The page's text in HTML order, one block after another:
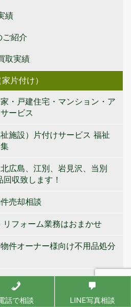
績
ご紹介
取実績
片付け）
家・戸建住宅・マンション・ア
ービス
施設）片付けサービス 福祉
広島、江別、岩見沢、当別
収致します！
売却相談
フォーム業務はおまかせ
件オーナー様向け不用品処分
エコスタイル
機器 の不用品回収・片付
話で相談 LINE写真相談